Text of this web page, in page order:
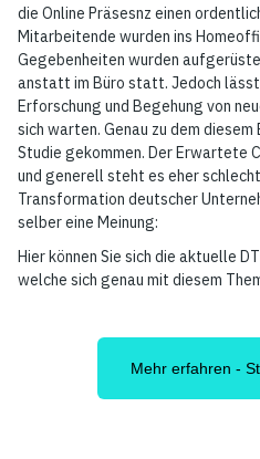
die Online Präsesnz einen
Mitarbeitende wurden ins
Gegebenheiten wurden
anstatt im Büro statt. Jedoch
Erforschung und Begehung von
sich warten. Genau zu dem
Studie gekommen. Der Erwartete
und generell steht es eher
Transformation deutscher
selber eine Meinung:
Hier können Sie sich die aktuelle
welche sich genau mit diesem
Mehr erfahren -